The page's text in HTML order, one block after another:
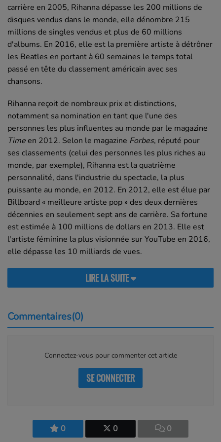
0 0 0
carrière en 2005, Rihanna dépasse les 200 millions de
disques vendus dans le monde, elle dénombre 215
millions de singles vendus et plus de 60 millions
d'albums. En 2016, elle est la première artiste à détrôner
les Beatles en portant à 60 semaines le temps total
passé en tête du classement américain avec ses
chansons.
Rihanna reçoit de nombreux prix et distinctions,
notamment sa nomination en tant que l'une des
personnes les plus influentes au monde par le magazine
Timeen 2012. Selon le magazine Forbes, réputé pour
ses classements (celui des personnes les plus riches au
monde, par exemple), Rihanna est la quatrième
personnalité, dans l'industrie du spectacle, la plus
puissante au monde, en 2012. En 2012, elle est élue par
Billboard « meilleure artiste pop » des deux dernières
décennies en seulement sept ans de carrière. Sa fortune
est estimée à 100 millions de dollars en 2013. Elle est
l'artiste féminine la plus visionnée sur YouTube en 2016,
elle dépasse les 10 milliards de vues.
LIRE LA SUITE
Commentaires(0)
Connectez-vous pour commenter cet article
SE CONNECTER